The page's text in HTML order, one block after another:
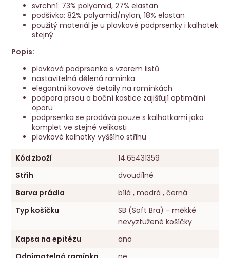
svrchní: 73% polyamid, 27% elastan
podšívka: 82% polyamid/nylon, 18% elastan
použitý materiál je u plavkové podprsenky i kalhotek
stejný
Popis:
plavková podprsenka s vzorem listů
nastavitelná dělená ramínka
elegantní kovové detaily na ramínkách
podpora prsou a boční kostice zajišťují optimální
oporu
podprsenka se prodává pouze s kalhotkami jako
komplet ve stejné velikosti
plavkové kalhotky vyššího střihu
Kód zboží
14.65431359
Střih
dvoudílné
Barva prádla
bílá , modrá , černá
Typ košíčku
SB (Soft Bra) - měkké
nevyztužené košíčky
Kapsa na epitézu
ano